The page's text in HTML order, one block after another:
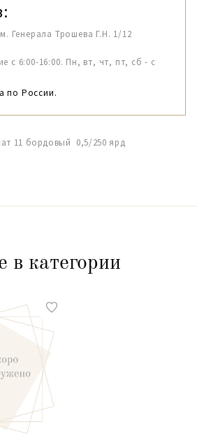
Генерала Трошева Г.Н. 1/12
с 6:00-16:00. Пн, вт, чт, пт, сб - с
по России.
11 бордовый 0,5/250 ярд
в категории